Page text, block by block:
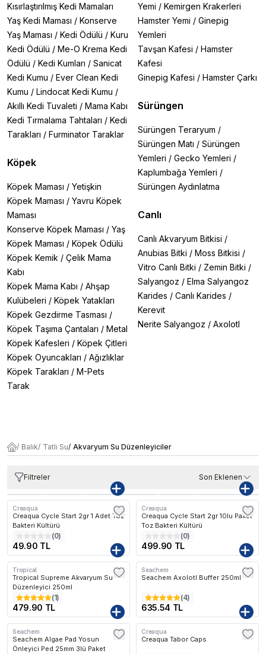
Kısırlaştırılmış Kedi Mamaları
Yaş Kedi Maması / Konserve
Yaş Maması / Kedi Ödülü / Kuru
Kedi Ödülü / Me-O Krema Kedi
Ödülü / Kedi Kumları / Sanicat
Kedi Kumu / Ever Clean Kedi
Kumu / Lindocat Kedi Kumu /
Akıllı Kedi Tuvaleti / Mama Kabı
Kedi Tırmalama Tahtaları / Kedi
Tarakları / Furminator Taraklar
Köpek
Köpek Maması / Yetişkin
Köpek Maması / Yavru Köpek
Maması
Konserve Köpek Maması / Yaş
Köpek Maması / Köpek Ödülü
Köpek Kemik / Çelik Mama
Kabı
Köpek Mama Kabı / Ahşap
Kulübeleri / Köpek Yatakları
Köpek Gezdirme Tasması /
Köpek Taşıma Çantaları / Metal
Köpek Kafesleri / Köpek Çitleri
Köpek Oyuncakları / Ağızlıklar
Köpek Tarakları / M-Pets
Tarak
Yemi / Kemirgen Krakerleri
Hamster Yemi / Ginepig
Yemleri
Tavşan Kafesi / Hamster
Kafesi
Ginepig Kafesi / Hamster Çarkı
Sürüngen
Sürüngen Teraryum /
Sürüngen Matı / Sürüngen
Yemleri / Gecko Yemleri /
Kaplumbağa Yemleri /
Sürüngen Aydınlatma
Canlı
Canlı Akvaryum Bitkisi /
Anubias Bitki / Moss Bitkisi /
Vitro Canlı Bitki / Zemin Bitki /
Salyangoz / Elma Salyangoz
Karides / Canlı Karides /
Kerevit
Nerite Salyangoz / Axolotl
/ Balık/ Tatlı Su/ Akvaryum Su Düzenleyiciler
Filtreler Son Eklenen
Creaqua
Creaqua Cycle Start 2gr 1 Adet Toz
Bakteri Kültürü
(0)
49.90 TL
Creaqua
Creaqua Cycle Start 2gr 10lu Paket
Toz Bakteri Kültürü
(0)
499.90 TL
Tropical
Tropical Supreme Akvaryum Su
Düzenleyici 250ml
(1)
479.90 TL
Seachem
Seachem Axolotl Buffer 250ml
(4)
635.54 TL
Seachem
Seachem Algae Pad Yosun
Önleyici Ped 25mm 3lü Paket
Creaqua
Creaqua Tabor Caps